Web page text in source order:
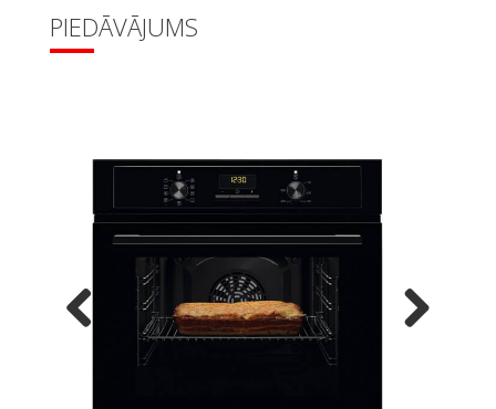
PIEDĀVĀJUMS